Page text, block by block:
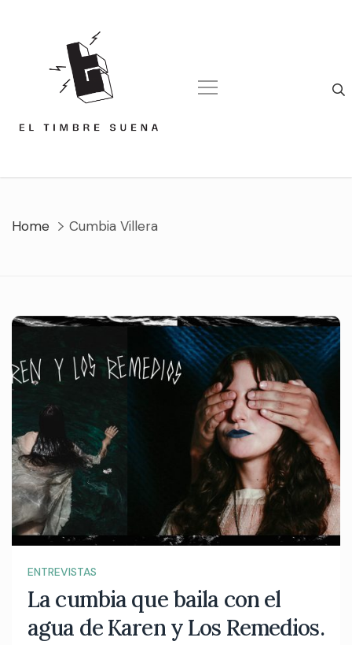
Home Cumbia Villera
ENTREVISTAS
La cumbia que baila con el
agua de Karen y Los Remedios.